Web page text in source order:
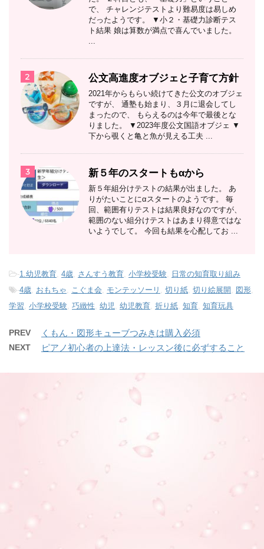
で、 チャレンジテストより難易度は易しめ
だったようです。 ▼小２・基礎力診断テス
ト結果 娘は算数が満点で喜んでいました。
...
2 公文高進度オブジェと子育て方針
2021年からもらい続けてきた公文のオブジェ
ですが、 通塾も始まり、３月に退会してし
まったので、 もらえるのは今年で最後とな
りました。 ▼2023年度公文国語オブジェ ▼
下から覗くと亀と魚が見える工夫 ...
3 新５年のスタートもαから
新５年組分けテストの結果が出ました。 あ
りがたいことにαスタートのようです。 毎
回、範囲有りテストは結果良好なのですが、
範囲のない組分けテストはあまり得意ではな
いようでして。 今回も結果を心配してお ...
-1.幼児教育, 4歳, さんすう教育, 小学校受験, 日常の知育取り組み
-4歳, おもちゃ, こぐま会, モンテッソーリ , 切り紙, 切り絵展開 , 図形,
学習, 小学校受験, 巧緻性, 幼児, 幼児教育, 折り紙, 知育, 知育玩具
PREV くもん・図形キューブつみきは購入必須
NEXT ピアノ初心者の上達法・レッスン後に必ずすること